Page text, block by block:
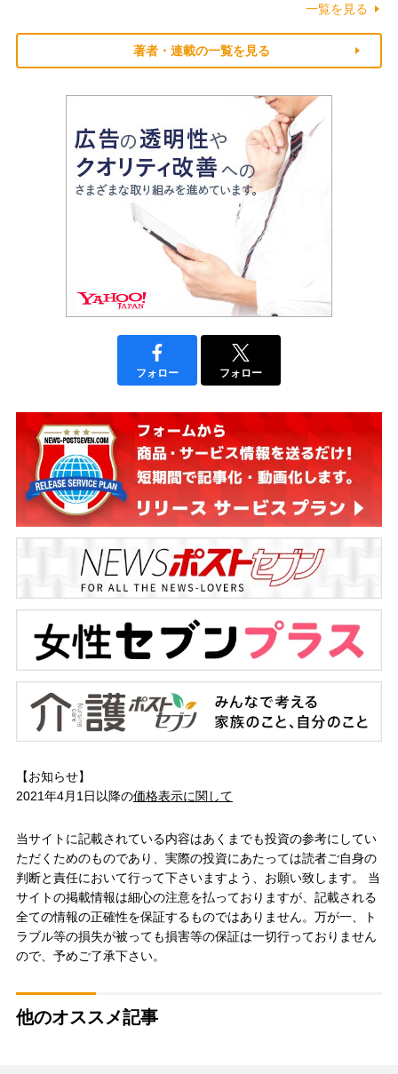
一覧を見る
著者・連載の一覧を見る
フォロー フォロー
【お知らせ】
2021年4月1日以降の価格表示に関して
当サイトに記載されている内容はあくまでも投資の参考にしてい
ただくためのものであり、実際の投資にあたっては読者ご自身の
判断と責任において行って下さいますよう、お願い致します。 当
サイトの掲載情報は細心の注意を払っておりますが、記載される
全ての情報の正確性を保証するものではありません。万が一、ト
ラブル等の損失が被っても損害等の保証は一切行っておりません
ので、予めご了承下さい。
他のオススメ記事